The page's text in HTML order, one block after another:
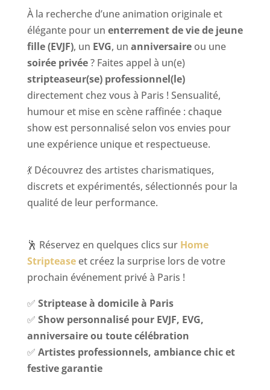
À la recherche d’une animation originale et
élégante pour un enterrement de vie de jeune
fille (EVJF), un EVG, un anniversaireou une
soirée privée? Faites appel à un(e)
stripteaseur(se) professionnel(le)
directement chez vous à Paris ! Sensualité,
humour et mise en scène raffinée : chaque
show est personnalisé selon vos envies pour
une expérience unique et respectueuse.
💃 Découvrez des artistes charismatiques,
discrets et expérimentés, sélectionnés pour la
qualité de leur performance.
🕺 Réservez en quelques clics sur Home
Stripteaseet créez la surprise lors de votre
prochain événement privé à Paris !
✅ Striptease à domicile à Paris
✅ Show personnalisé pour EVJF, EVG,
anniversaire ou toute célébration
✅ Artistes professionnels, ambiance chic et
festive garantie